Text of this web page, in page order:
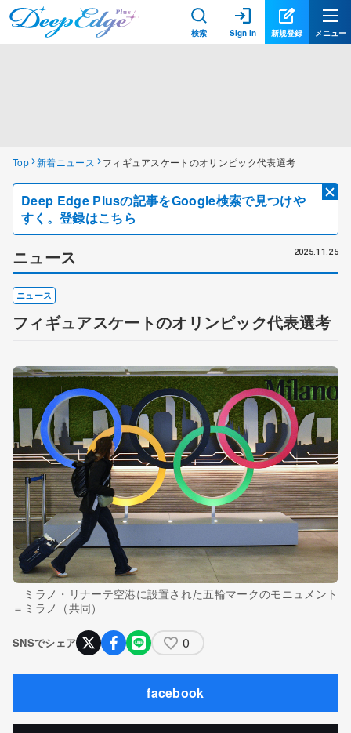
検索 Sign in 新規登録 メニュー
Top 新着ニュース フィギュアスケートのオリンピック代表選考
Deep Edge Plusの記事をGoogle検索で見つけや
すく。登録はこちら
ニュース 2025.11.25
ニュース
フィギュアスケートのオリンピック代表選考
ミラノ・リナーテ空港に設置された五輪マークのモニュメント
＝ミラノ（共同）
SNSでシェア 0
facebook